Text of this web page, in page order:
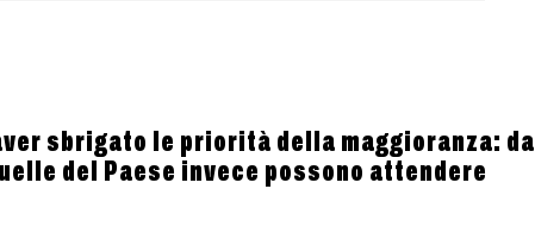
sbrigato le priorità della maggioranza: da
del Paese invece possono attendere